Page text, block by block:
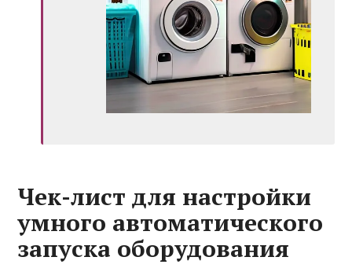
Чек-лист для настройки
умного автоматического
запуска оборудования